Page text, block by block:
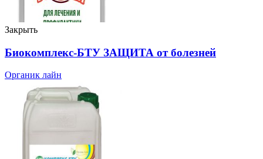
Закрыть
Биокомплекс-БТУ ЗАЩИТА от болезней
Органик лайн